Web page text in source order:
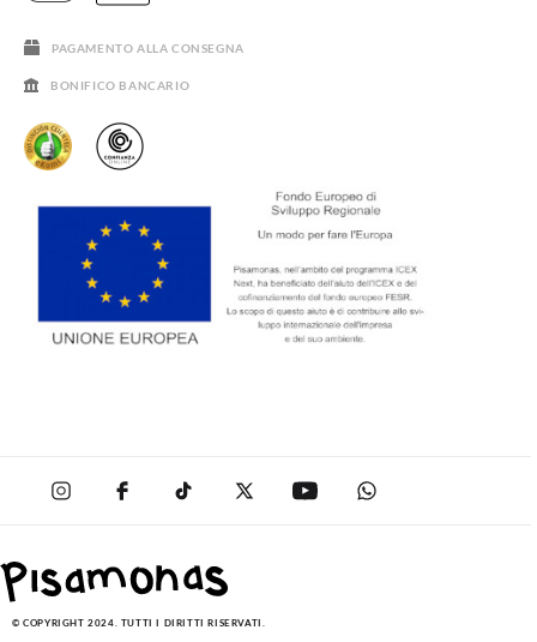
PAGAMENTO ALLA CONSEGNA
BONIFICO BANCARIO
© COPYRIGHT 2024. TUTTI I DIRITTI RISERVATI.